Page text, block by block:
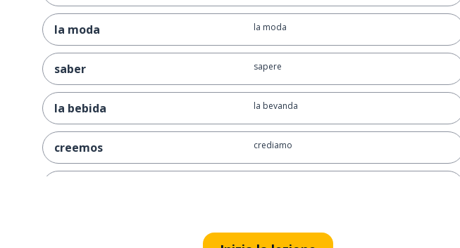
la moda la moda
saber sapere
la bebida la bevanda
creemos crediamo